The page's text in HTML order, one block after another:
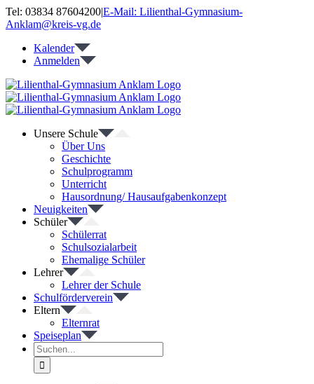
Zum
Inhalt
Tel: 03834 87604200|E-Mail: Lilienthal-Gymnasium-
Anklam@kreis-vg.de
Kalender
Anmelden
Unsere Schule
Über Uns
Geschichte
Schulprogramm
Unterricht
Hausordnung/ Hausaufgabenkonzept
Neuigkeiten
Schüler
Schülerrat
Schulsozialarbeit
Ehemalige Schüler
Lehrer
Lehrer der Schule
Schulförderverein
Eltern
Elternrat
Speiseplan
Suche
nach: